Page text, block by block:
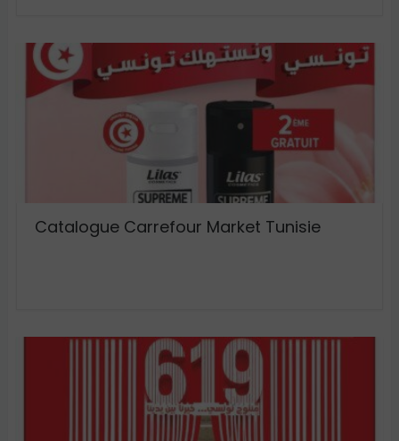
Catalogue Carrefour Market Tunisie